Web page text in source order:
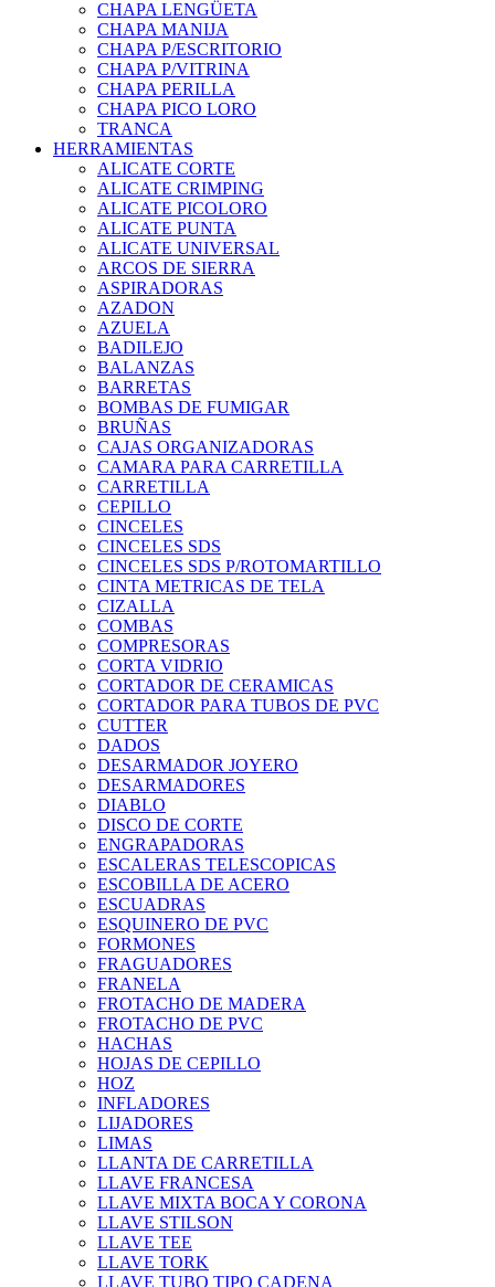
CHAPA LENGÜETA
CHAPA MANIJA
CHAPA P/ESCRITORIO
CHAPA P/VITRINA
CHAPA PERILLA
CHAPA PICO LORO
TRANCA
HERRAMIENTAS
ALICATE CORTE
ALICATE CRIMPING
ALICATE PICOLORO
ALICATE PUNTA
ALICATE UNIVERSAL
ARCOS DE SIERRA
ASPIRADORAS
AZADON
AZUELA
BADILEJO
BALANZAS
BARRETAS
BOMBAS DE FUMIGAR
BRUÑAS
CAJAS ORGANIZADORAS
CAMARA PARA CARRETILLA
CARRETILLA
CEPILLO
CINCELES
CINCELES SDS
CINCELES SDS P/ROTOMARTILLO
CINTA METRICAS DE TELA
CIZALLA
COMBAS
COMPRESORAS
CORTA VIDRIO
CORTADOR DE CERAMICAS
CORTADOR PARA TUBOS DE PVC
CUTTER
DADOS
DESARMADOR JOYERO
DESARMADORES
DIABLO
DISCO DE CORTE
ENGRAPADORAS
ESCALERAS TELESCOPICAS
ESCOBILLA DE ACERO
ESCUADRAS
ESQUINERO DE PVC
FORMONES
FRAGUADORES
FRANELA
FROTACHO DE MADERA
FROTACHO DE PVC
HACHAS
HOJAS DE CEPILLO
HOZ
INFLADORES
LIJADORES
LIMAS
LLANTA DE CARRETILLA
LLAVE FRANCESA
LLAVE MIXTA BOCA Y CORONA
LLAVE STILSON
LLAVE TEE
LLAVE TORK
LLAVE TUBO TIPO CADENA